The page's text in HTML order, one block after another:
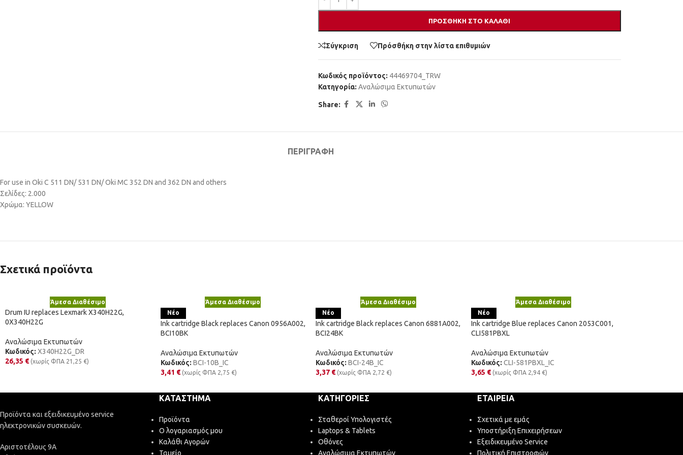
ΠΡΟΣΘΉΚΗ ΣΤΟ ΚΑΛΆΘΙ
Σύγκριση Πρόσθήκη στην λίστα επιθυμιών
Κωδικός προϊόντος: 44469704_TRW
Κατηγορία: Αναλώσιμα Εκτυπωτών
Share:
ΠΕΡΙΓΡΑΦΉ
For use in Oki C 511 DN/ 531 DN/ Oki MC 352 DN and 362 DN and others
Σελίδες: 2.000
Χρώμα: YELLOW
Σχετικά προϊόντα
Άμεσα Διαθέσιμο
Drum IU replaces Lexmark X340H22G,
0X340H22G
Αναλώσιμα Εκτυπωτών
Κωδικός: X340H22G_DR
26,35 € (χωρίς ΦΠΑ 21,25 €)
Άμεσα Διαθέσιμο
Νέο
Ink cartridge Black replaces Canon 0956A002,
BCI10BK
Αναλώσιμα Εκτυπωτών
Κωδικός: BCI-10B_IC
3,41 € (χωρίς ΦΠΑ 2,75 €)
Άμεσα Διαθέσιμο
Νέο
Ink cartridge Black replaces Canon 6881A002,
BCI24BK
Αναλώσιμα Εκτυπωτών
Κωδικός: BCI-24B_IC
3,37 € (χωρίς ΦΠΑ 2,72 €)
Άμεσα Διαθέσιμο
Νέο
Ink cartridge Blue replaces Canon 2053C001,
CLI581PBXL
Αναλώσιμα Εκτυπωτών
Κωδικός: CLI-581PBXL_IC
3,65 € (χωρίς ΦΠΑ 2,94 €)
Προϊόντα και εξειδικευμένο service
ηλεκτρονικών συσκευών.
Αριστοτέλους 9Α
ΚΑΤΆΣΤΗΜΑ
Προϊόντα
Ο λογαριασμός μου
Καλάθι Αγορών
Ταμείο
ΚΑΤΗΓΟΡΊΕΣ
Σταθεροί Υπολογιστές
Laptops & Tablets
Οθόνες
Αναλώσιμα Εκτυπωτών
ΕΤΑΙΡΕΊΑ
Σχετικά με εμάς
Υποστήριξη Επιχειρήσεων
Εξειδικευμένο Service
Πολιτική Επιστροφών